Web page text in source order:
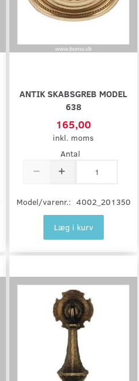
ANTIK SKABSGREB MODEL
638
165,00
inkl. moms
Antal
Model/varenr.: 4002_201350
Læg i kurv